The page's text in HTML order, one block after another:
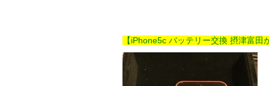
【iPhone5c バッテリー交換 摂津富田